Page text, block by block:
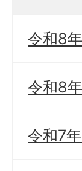
令和8
令和8
令和7